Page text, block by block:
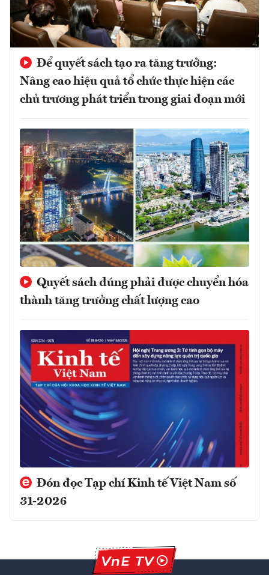
Để quyết sách tạo ra tăng trưởng:
Nâng cao hiệu quả tổ chức thực hiện các
chủ trương phát triển trong giai đoạn mới
Quyết sách đúng phải được chuyển hóa
thành tăng trưởng chất lượng cao
Đón đọc Tạp chí Kinh tế Việt Nam số
31-2026